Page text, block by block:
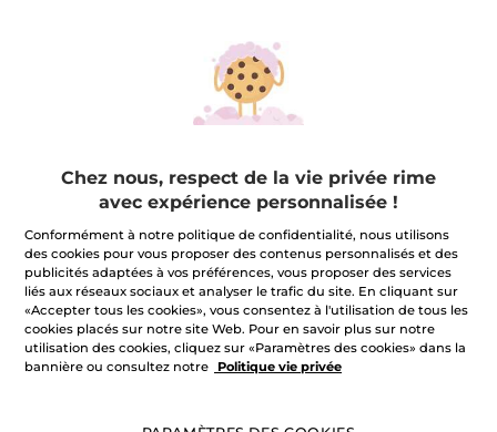
Chez nous, respect de la vie privée rime
avec expérience personnalisée !
Conformément à notre politique de confidentialité, nous utilisons
des cookies pour vous proposer des contenus personnalisés et des
publicités adaptées à vos préférences, vous proposer des services
liés aux réseaux sociaux et analyser le trafic du site. En cliquant sur
«Accepter tous les cookies», vous consentez à l'utilisation de tous les
cookies placés sur notre site Web. Pour en savoir plus sur notre
utilisation des cookies, cliquez sur «Paramètres des cookies» dans la
bannière ou consultez notre
Politique vie privée